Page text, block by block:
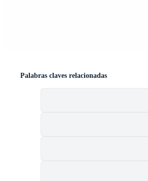
Palabras claves relacionadas